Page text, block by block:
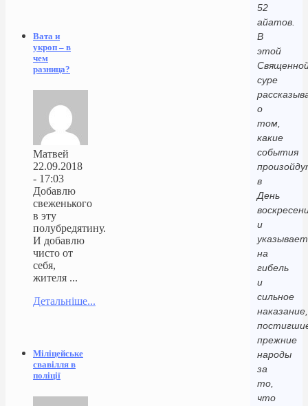
52
айатов.
В
этой
суре
о
том,
какие
события
в
День
и
на
гибель
и
сильное
наказание,
прежние
народы
за
то,
что
Вата и
укроп – в
чем
разница?
Матвей
22.09.2018
- 17:03
Добавлю
свеженького
в эту
полубредятину.
И добавлю
чисто от
себя,
жителя ...
Детальніше...
Міліцейське
свавілля в
поліції